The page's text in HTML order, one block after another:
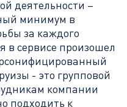
деятельности –
минимум в
за каждого
в сервисе произошел
- это групповой
компании
подходить к